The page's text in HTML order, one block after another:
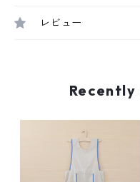
レビュー